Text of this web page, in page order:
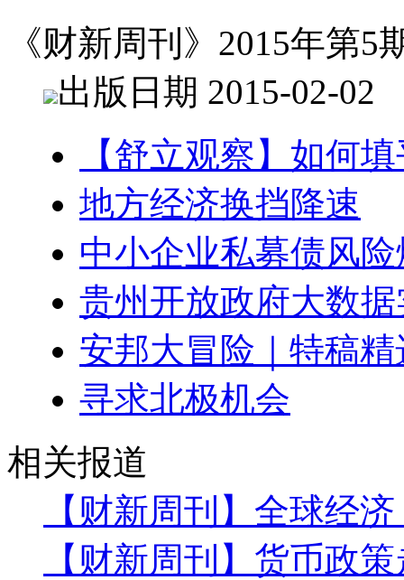
《财新周刊》2015年第5
出版日期 2015-02-02
【舒立观察】如何
地方经济换挡降速
中小企业私募债风
贵州开放政府大数
安邦大冒险｜特稿精
寻求北极机会
相关报道
【财新周刊】全球经
【财新周刊】货币政